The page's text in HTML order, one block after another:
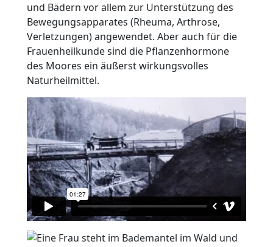
und Bädern vor allem zur Unterstützung des
Bewegungsapparates (Rheuma, Arthrose,
Verletzungen) angewendet. Aber auch für die
Frauenheilkunde sind die Pflanzenhormone
des Moores ein äußerst wirkungsvolles
Naturheilmittel.